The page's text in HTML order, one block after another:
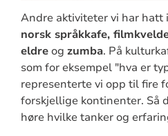
Andre aktiviteter vi har hatt
norsk språkkafe,
eldreog zumba. På
som for eksempel "hva er
representerte vi opp til fire
forskjellige kontinenter. Så
høre hvilke tanker og